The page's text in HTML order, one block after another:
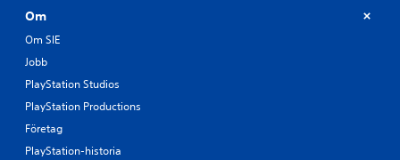
Om
Om SIE
Jobb
PlayStation Studios
PlayStation Productions
Företag
PlayStation-historia